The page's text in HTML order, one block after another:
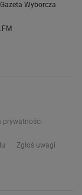
Gazeta Wyborcza
prywatności
Zgłoś uwagi